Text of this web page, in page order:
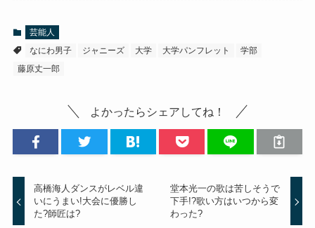
芸能人
なにわ男子
ジャニーズ 大学 大学パンフレット
学部
藤原丈一郎
よかったらシェアしてね！
高橋海人ダンスがレベル違
いにうまい!大会に優勝し
た?師匠は?
堂本光一の歌は苦しそうで
下手!?歌い方はいつから変
わった?